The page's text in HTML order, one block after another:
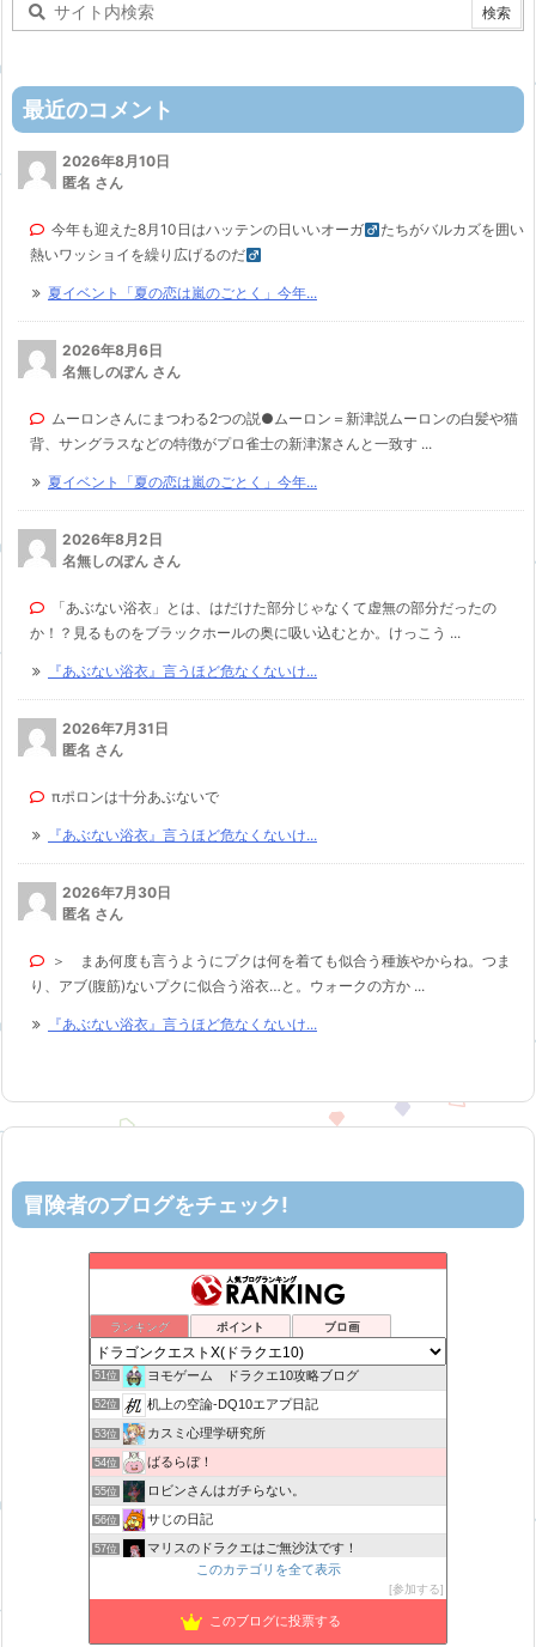
最近のコメント
2026年8月10日
匿名 さん
今年も迎えた8月10日はハッテンの日いいオーガ
たちがバルカズを囲い
熱いワッショイを繰り広げるのだ
夏イベント「夏の恋は嵐のごとく」今年...
2026年8月6日
名無しのぽん さん
ムーロンさんにまつわる2つの説●ムーロン＝新津説ムーロンの白髪や猫
背、サングラスなどの特徴がプロ雀士の新津潔さんと一致す ...
夏イベント「夏の恋は嵐のごとく」今年...
2026年8月2日
名無しのぽん さん
「あぶない浴衣」とは、はだけた部分じゃなくて虚無の部分だったの
か！？見るものをブラックホールの奥に吸い込むとか。けっこう ...
『あぶない浴衣』言うほど危なくないけ...
2026年7月31日
匿名 さん
πポロンは十分あぶないで
『あぶない浴衣』言うほど危なくないけ...
2026年7月30日
匿名 さん
＞ まあ何度も言うようにプクは何を着ても似合う種族やからね。つま
り、アブ(腹筋)ないプクに似合う浴衣…と。ウォークの方か ...
『あぶない浴衣』言うほど危なくないけ...
冒険者のブログをチェック!
ランキング ポイント ブロ画
DQX 大魔王の日常
49位 げげろぐ
50位 ティルナローグス｜ドラクエ10ブログ！
51位 ヨモゲーム ドラクエ10攻略ブログ
52位 机上の空論-DQ10エアプ日記
53位 カスミ心理学研究所
54位 ばるらぼ！
55位 ロビンさんはガチらない。
56位 サじの日記
57位 マリスのドラクエはご無沙汰です！
TEAM Cloud lx
山野草栽培
このカテゴリを全て表示
参加する
このブログに投票する